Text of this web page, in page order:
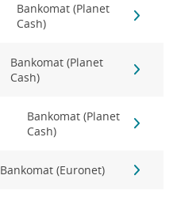
Bankomat (Planet
Cash)
Bankomat (Planet
Cash)
Bankomat (Planet
Cash)
Bankomat (Euronet)